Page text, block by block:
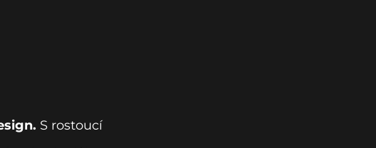
S rostoucí